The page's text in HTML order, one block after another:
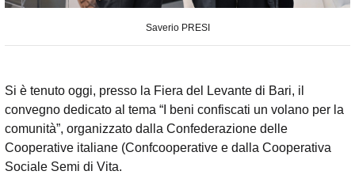
Saverio PRESI
Si è tenuto oggi, presso la Fiera del Levante di Bari, il
convegno dedicato al tema “I beni confiscati un volano per la
comunità”, organizzato dalla Confederazione delle
Cooperative italiane (Confcooperative e dalla Cooperativa
Sociale Semi di Vita.